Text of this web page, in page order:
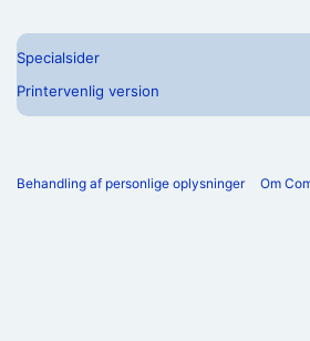
Specialsider
Printervenlig version
Behandling af personlige oplysninger Om